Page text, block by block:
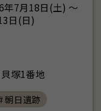
年7月18日(土) ～
日(日)
塚1番地
朝日遺跡